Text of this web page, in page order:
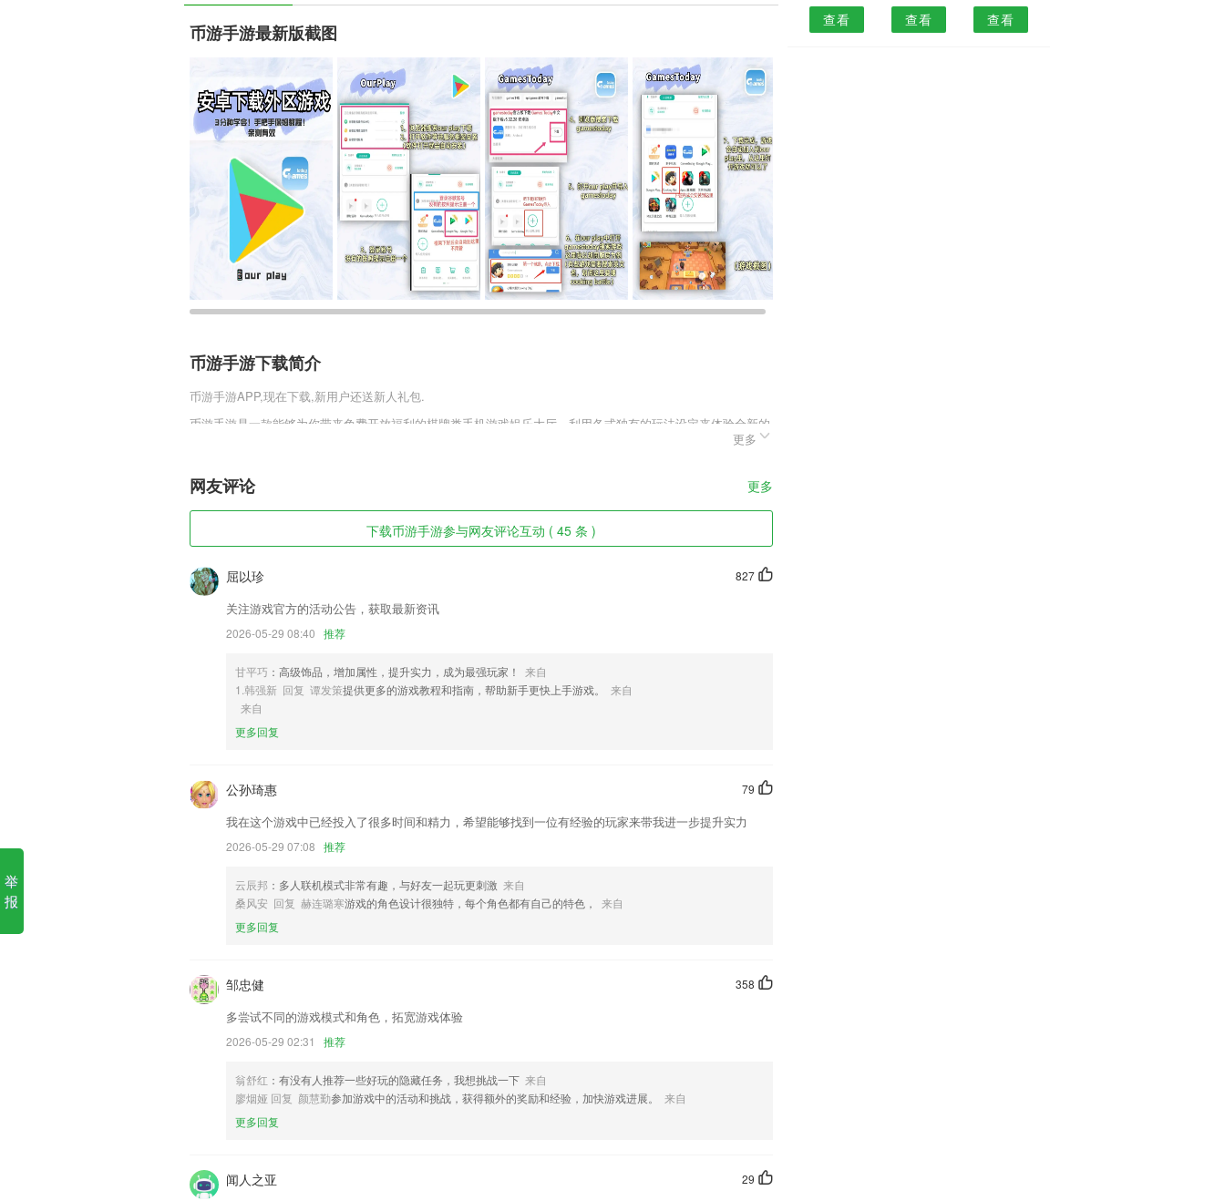
币游手游最新版截图
币游手游下载简介
币游手游APP,现在下载,新用户还送新人礼包.
币游手游是一款能够为你带来免费开放福利的棋牌类手机游戏娱乐大厅，利用各式独有的玩法设定来体验全新的
激情，丰富的棋牌对决和独有的挑战模式也能让游戏更加激情。不同的比赛也将会为你带来全新的趣味，让你可
币游手游软件特色
2,课程采用场景对话模式，学工作、生活中马上能用的口语。
3,个性化人脉管理，2265用户可以运用这款软件来维护自己的人脉，互通有无，加强彼此之间的联系;
4,实时到站：选择线路，选择站点查看最快的到站车辆信息，没车时显示即将发车的班次时间。
5,在接收区与发送区有两个多选框，用于发送与接收16进制的数据。
币游手游软件优势
1.辅助孩子学习，给与解题思路指引，让孩子能够自主的完成每一道题，做题印象更深刻。
2.，通过观察抽象数字士兵长相的方式认识基础数字，掌握数字特点；
4.支持拼读和默写，高效记单词
5.提供人才猎聘的人力资源管理业务;
6.医案国家名老中医经典医案汇总，传承绝技一看就懂
币游手游更新了什么?
持续收录更多小说,这个阅读器值得你留存.
部分使用体验的优化和缺陷修复
本周展示ui优化，更易关注行动状态。
新增孺子书房小程序
联系我们
以上就是币游手游的介绍，如果您喜欢这款软件，您可以到应用商店进行打分评论，说出您的使用经历，以帮助
我们更好的对产品进行优化修改。
更多
网友评论 更多
下载币游手游参与网友评论互动 ( 45 条 )
827
屈以珍
关注游戏官方的活动公告，获取最新资讯
2026-05-29 08:40 推荐
甘平巧 ：高级饰品，增加属性，提升实力，成为最强玩家！
来自
1.韩强新 回复 谭发策提供更多的游戏教程和指南，帮助新手更快上手游戏。
来自
来自
更多回复
79
公孙琦惠
我在这个游戏中已经投入了很多时间和精力，希望能够找到一位有经验的玩家来带我进一步提升实力
2026-05-29 07:08 推荐
云辰邦 ：多人联机模式非常有趣，与好友一起玩更刺激 来自
桑风安 回复 赫连璐寒游戏的角色设计很独特，每个角色都有自己的特色，
来自
更多回复
358
邹忠健
多尝试不同的游戏模式和角色，拓宽游戏体验
2026-05-29 02:31 推荐
翁舒红 ：有没有人推荐一些好玩的隐藏任务，我想挑战一下 来自
廖烟娅 回复 颜慧勤参加游戏中的活动和挑战，获得额外的奖励和经验，加快游戏进展。
来自
更多回复
29
闻人之亚
查看 查看 查看
举
报